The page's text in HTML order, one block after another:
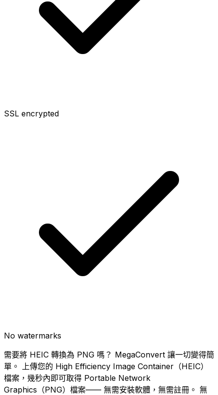
SSL encrypted
No watermarks
需要將 HEIC 轉換為 PNG 嗎？ MegaConvert 讓一切變得簡
單。 上傳您的 High Efficiency Image Container（HEIC）
檔案，幾秒內即可取得 Portable Network
Graphics（PNG）檔案—— 無需安裝軟體，無需註冊。 無